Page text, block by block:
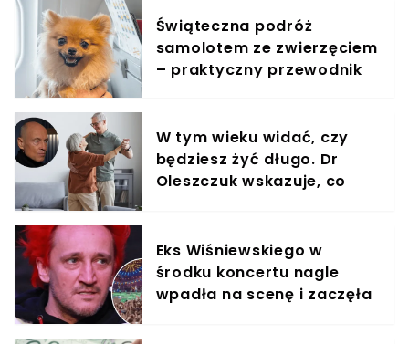
Świąteczna podróż
samolotem ze zwierzęciem
– praktyczny przewodnik
W tym wieku widać, czy
będziesz żyć długo. Dr
Oleszczuk wskazuje, co
Eks Wiśniewskiego w
środku koncertu nagle
wpadła na scenę i zaczęła